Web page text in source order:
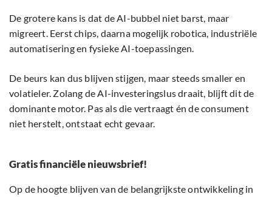
De grotere kans is dat de AI-bubbel niet barst, maar
migreert. Eerst chips, daarna mogelijk robotica, industriële
automatisering en fysieke AI-toepassingen.
De beurs kan dus blijven stijgen, maar steeds smaller en
volatieler. Zolang de AI-investeringslus draait, blijft dit de
dominante motor. Pas als die vertraagt én de consument
niet herstelt, ontstaat echt gevaar.
Gratis financiële nieuwsbrief!
Op de hoogte blijven van de belangrijkste ontwikkeling in